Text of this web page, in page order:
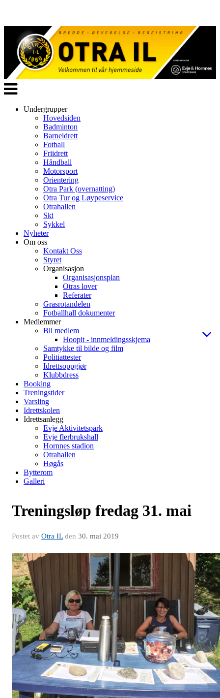
Veksle
navigasjon
Undergrupper
Hovedsiden
Badminton
Barneidrett
Fotball
Friidrett
Håndball
Motorsport
Orientering
Otra Park (overnatting)
Otra Tur og Løypeservice
Otrahallen
Ski
Sykkel
Nyheter
Om oss
Kontakt Oss
Styret
Organisasjon
Organisasjonsplan
Otras lover
Referater
Grasrotandelen
Fotballhall dokumenter
Medlemmer
Bli medlem
Hoopit - innmeldingsskjema
Samtykke til bilde og film
Politiattester
Idrettsoppgjør
Klubbdress
Booking
Treningstider
Varsling
Idrettskolen
Idrettsanlegg
Evje Aktivitetspark
Evje flerbrukshall
Hornnes stadion
Otrahallen
Høgås
Bytterom
Galleri
Treningsløp fredag 31. mai
Postet av Otra ILden 30. mai 2019